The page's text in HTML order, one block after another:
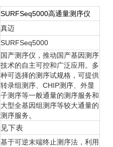
SURFSeq5000高通量测序仪
真迈
SURFSeq5000
国产测序仪，推动国产基因测序
技术的自主可控和广泛应用。多
种可选择的测序试规格，可提供
转录组测序、CHIP测序、外显
子测序等一般通量的测序服务和
大型全基因组测序等较大通量的
测序服务。
见下表
基于可逆末端终止测序法，利用